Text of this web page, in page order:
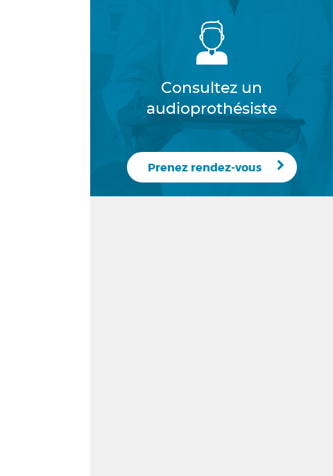
Consultez un
audioprothésiste
Prenez rendez-vous